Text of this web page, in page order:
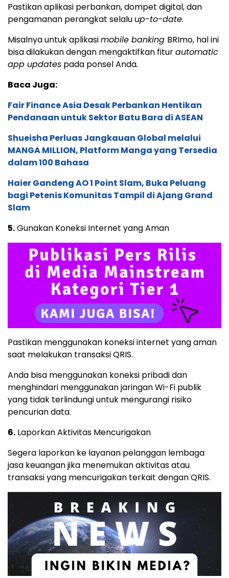
Pastikan aplikasi perbankan, dompet digital, dan
pengamanan perangkat selalu up-to-date.
Misalnya untuk aplikasimobile banking BRImo, hal ini
bisa dilakukan dengan mengaktifkan fiturautomatic
app updates pada ponsel Anda.
Baca Juga:
Fair Finance Asia Desak Perbankan Hentikan
Pendanaan untuk Sektor Batu Bara di ASEAN
Shueisha Perluas Jangkauan Global melalui
MANGA MILLION, Platform Manga yang Tersedia
dalam 100 Bahasa
Haier Gandeng AO 1 Point Slam, Buka Peluang
bagi Petenis Komunitas Tampil di Ajang Grand
Slam
5.Gunakan Koneksi Internet yang Aman
Pastikan menggunakan koneksi internet yang aman
saat melakukan transaksi QRIS.
Anda bisa menggunakan koneksi pribadi dan
menghindari menggunakan jaringan Wi-Fi publik
yang tidak terlindungi untuk mengurangi risiko
pencurian data.
6. Laporkan Aktivitas Mencurigakan
Segera laporkan ke layanan pelanggan lembaga
jasa keuangan jika menemukan aktivitas atau
transaksi yang mencurigakan terkait dengan QRIS.